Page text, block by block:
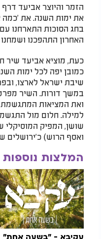
הזמר והיוצר אביעד
את ימות השנה. את 'כמה
בחג הסוכות התארחנו עם
האחרון התהפכנו ושמחנו
כעת, מוציא אביעד שיר
כמובן יפה לכל ימות
שיבת ישראל לארצו,
במשך דורות. השיר
ואת המציאות המתגשמת
למילה. חלום מול
שושן, המפיק המוסיקלי
ואסף הרוש) כ'ירושלים של
המלצות נוספות